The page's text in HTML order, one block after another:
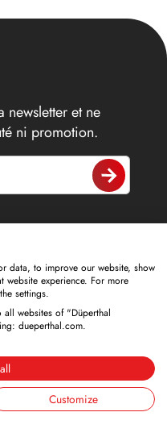
newsletter et ne
ni promotion.
data, to improve our website, show
website experience. For more
settings.
websites of "Düperthal
dueperthal.com.
Customize